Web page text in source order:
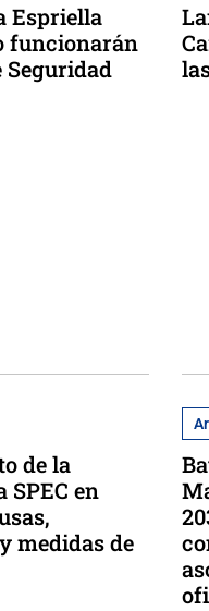
Espriella
funcionarán
Seguridad
de la
en
medidas de